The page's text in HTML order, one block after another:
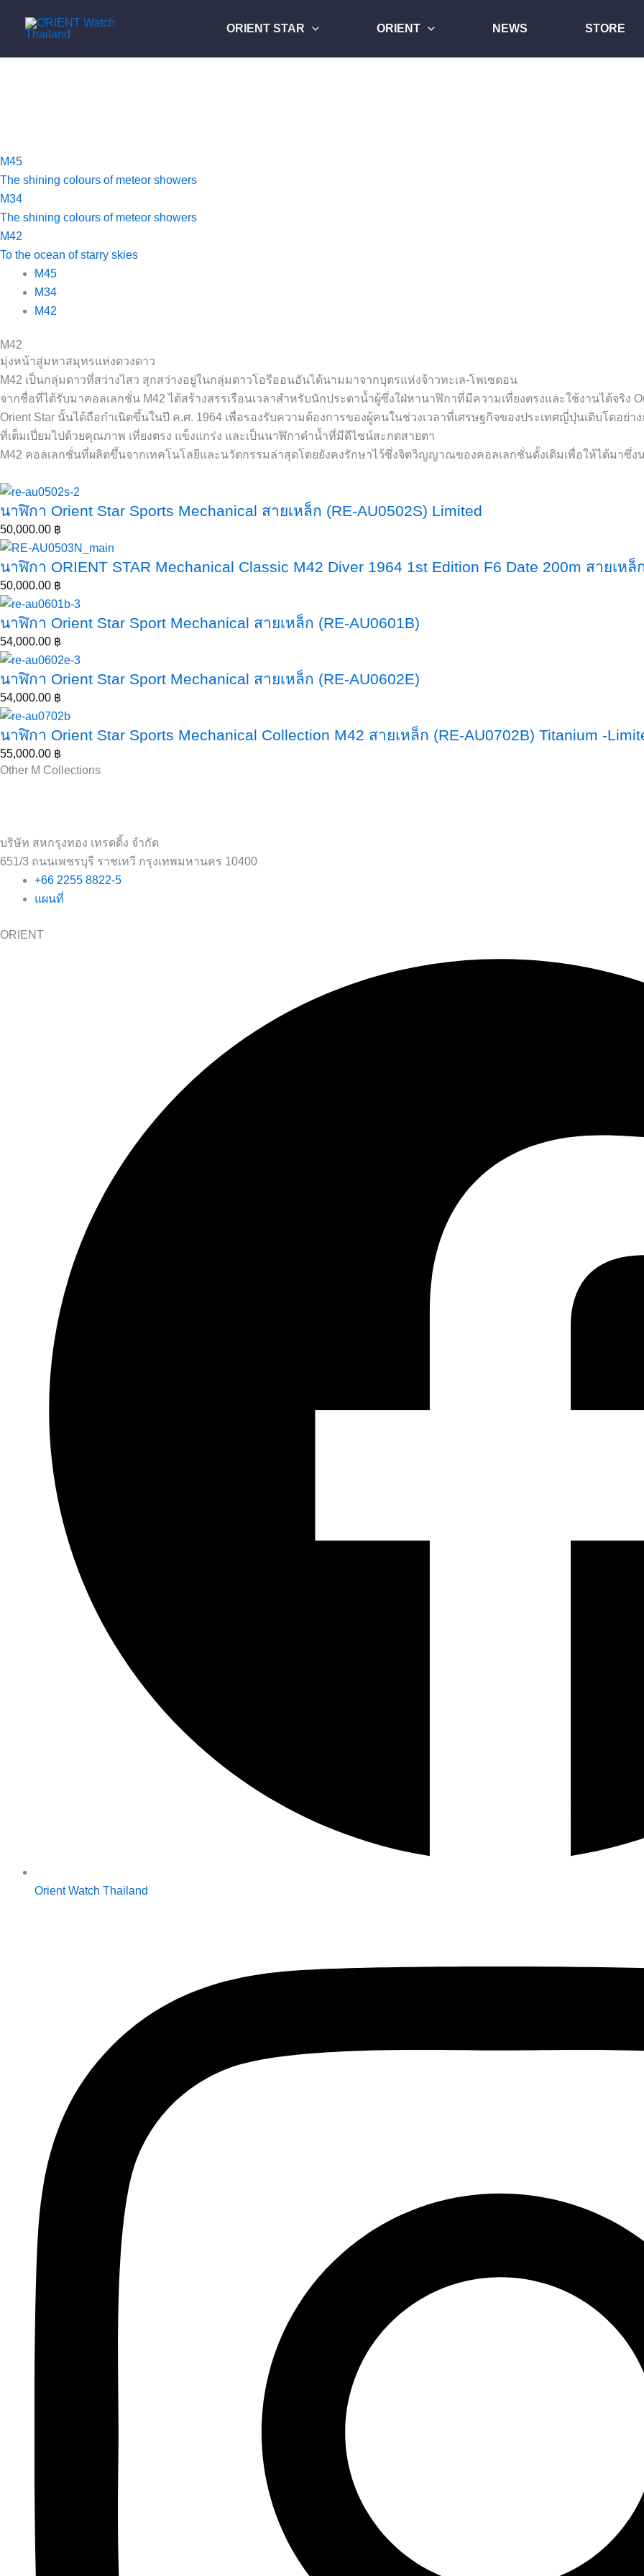
ORIENT STAR ORIENT NEWS STORE
M45
The shining colours of meteor showers
M34
The shining colours of meteor showers
M42
To the ocean of starry skies
M45
M34
M42
M42
มุ่งหน้าสู่มหาสมุทรแห่งดวงดาว
M42 เป็นกลุ่มดาวที่สว่างไสว สุกสว่างอยู่ในกลุ่มดาวโอรีออนอันได้นามมาจากบุตรแห่งจ้าวทะเล-โพเซดอน
จากชื่อที่ได้รับมาคอลเลกชั่น M42 ได้สร้างสรรเรือนเวลาสำหรับนักประดาน้ำผู้ซึ่งใฝ่หานาฬิกาที่มีความเที่ยงตรงและใช้งานได้จริง
Orient Star นั้นได้ถือกำเนิดขึ้นในปี ค.ศ. 1964 เพื่อรองรับความต้องการของผู้คนในช่วงเวลาที่เศรษฐกิจของประเทศญี่ปุ่นเติบโตอย่า
ที่เต็มเปี่ยมไปด้วยคุณภาพ เที่ยงตรง แข็งแกร่ง และเป็นนาฬิกาดำน้ำที่มีดีไซน์สะกดสายตา
M42 คอลเลกชั่นที่ผลิตขึ้นจากเทคโนโลยีและนวัตกรรมล่าสุดโดยยังคงรักษาไว้ซึ่งจิตวิญญาณของคอลเลกชั่นดั้งเดิมเพื่อให้ได้มาซึ่
นาฬิกา Orient Star Sports Mechanical สายเหล็ก (RE-AU0502S) Limited
50,000.00 ฿
นาฬิกา ORIENT STAR Mechanical Classic M42 Diver 1964 1st Edition F6 Date 200m สายเหล็
50,000.00 ฿
นาฬิกา Orient Star Sport Mechanical สายเหล็ก (RE-AU0601B)
54,000.00 ฿
นาฬิกา Orient Star Sport Mechanical สายเหล็ก (RE-AU0602E)
54,000.00 ฿
นาฬิกา Orient Star Sports Mechanical Collection M42 สายเหล็ก (RE-AU0702B) Titanium -
55,000.00 ฿
Other M Collections
บริษัท สหกรุงทอง เทรดดิ้ง จำกัด
651/3 ถนนเพชรบุรี ราชเทวี กรุงเทพมหานคร 10400
+66 2255 8822-5
แผนที่
ORIENT
Orient Watch Thailand